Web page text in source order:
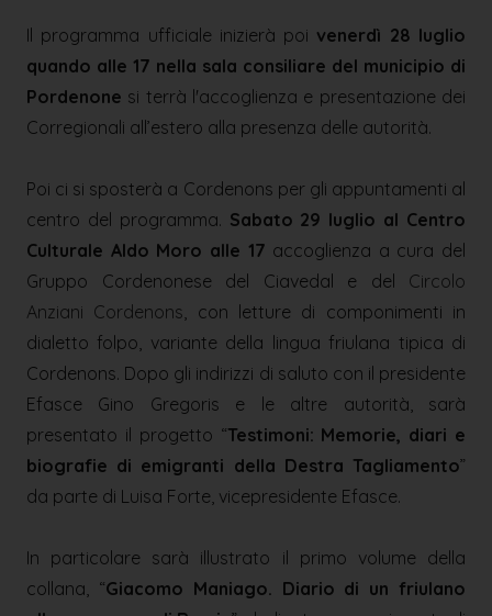
Il programma ufficiale inizierà poi venerdì 28 luglio
quando alle 17 nella sala consiliare del municipio di
Pordenone si terrà l'accoglienza e presentazione dei
Corregionali all’estero alla presenza delle autorità.
Poi ci si sposterà a Cordenons per gli appuntamenti al
centro del programma. Sabato 29 luglio al Centro
Culturale Aldo Moro alle 17 accoglienza a cura del
Gruppo Cordenonese del Ciavedal e del Circolo
Anziani Cordenons , con letture di componimenti in
dialetto folpo, variante della lingua friulana tipica di
Cordenons. Dopo gli indirizzi di saluto con il presidente
Efasce Gino Gregoris e le altre autorità, sarà
presentato il progetto “Testimoni: Memorie, diari e
biografie di emigranti della Destra Tagliamento”
da parte di Luisa Forte, vicepresidente Efasce.
In particolare sarà illustrato il primo volume della
collana, “Giacomo Maniago. Diario di un friulano